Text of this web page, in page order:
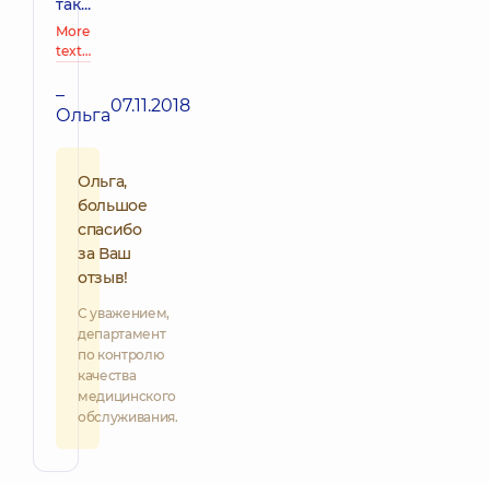
так...
More
text…
–
Ольга07.11.2018
Ольга,
большое
спасибо
за Ваш
отзыв!
С уважением,
департамент
по контролю
качества
медицинского
обслуживания.